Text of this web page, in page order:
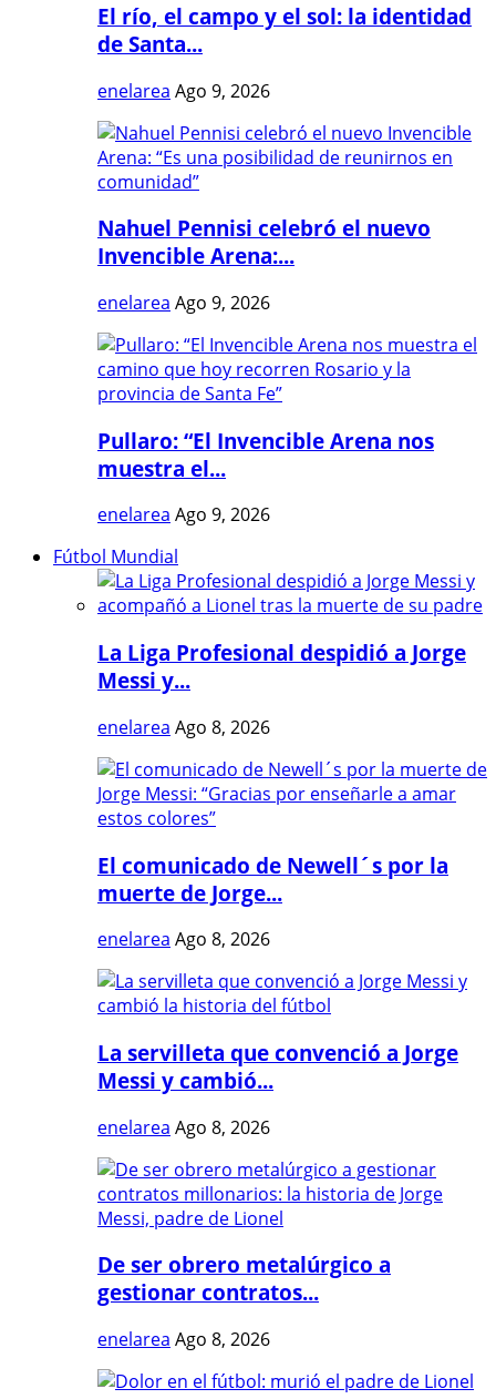
El río, el campo y el sol: la identidad
de Santa...
enelarea Ago 9, 2026
Nahuel Pennisi celebró el nuevo
Invencible Arena:...
enelarea Ago 9, 2026
Pullaro: “El Invencible Arena nos
muestra el...
enelarea Ago 9, 2026
Fútbol Mundial
La Liga Profesional despidió a Jorge
Messi y...
enelarea Ago 8, 2026
El comunicado de Newell´s por la
muerte de Jorge...
enelarea Ago 8, 2026
La servilleta que convenció a Jorge
Messi y cambió...
enelarea Ago 8, 2026
De ser obrero metalúrgico a
gestionar contratos...
enelarea Ago 8, 2026